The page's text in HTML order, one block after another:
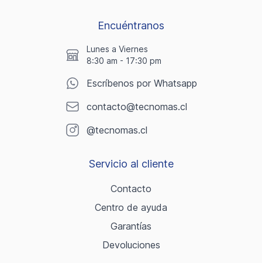
Encuéntranos
Lunes a Viernes
8:30 am - 17:30 pm
Escríbenos por Whatsapp
contacto@tecnomas.cl
@tecnomas.cl
Servicio al cliente
Contacto
Centro de ayuda
Garantías
Devoluciones